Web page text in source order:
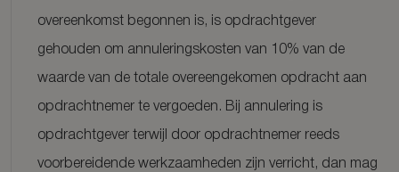
overeenkomst begonnen is, is opdrachtgever
gehouden om annuleringskosten van 10% van de
waarde van de totale overeengekomen opdracht aan
opdrachtnemer te vergoeden. Bij annulering is
opdrachtgever terwijl door opdrachtnemer reeds
voorbereidende werkzaamheden zijn verricht, dan mag